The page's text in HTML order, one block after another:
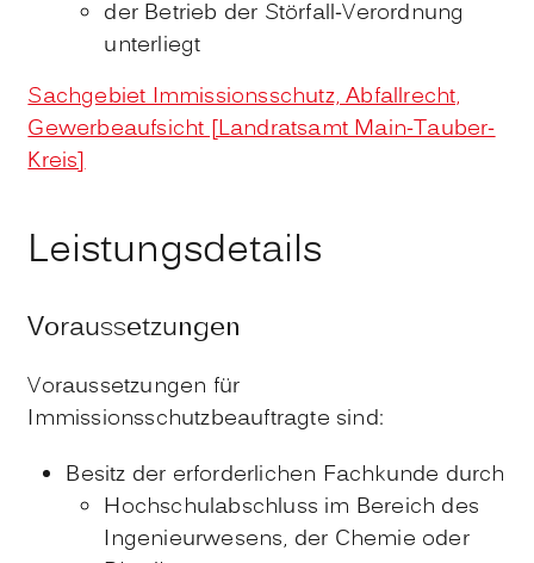
der Betrieb der Störfall-Verordnung
unterliegt
Sachgebiet Immissionsschutz, Abfallrecht,
Gewerbeaufsicht [Landratsamt Main-Tauber-
Kreis]
Leistungsdetails
Voraussetzungen
Voraussetzungen für
Immissionsschutzbeauftragte sind:
Besitz der erforderlichen Fachkunde durch
Hochschulabschluss im Bereich des
Ingenieurwesens, der Chemie oder